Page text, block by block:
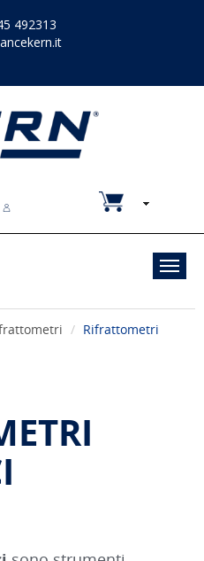
492313
Rifrattometri